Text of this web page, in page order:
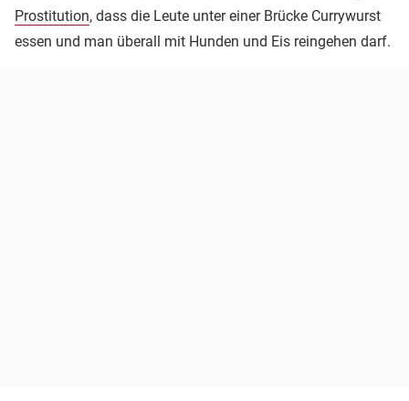
Prostitution, dass die Leute unter einer Brücke Currywurst
essen und man überall mit Hunden und Eis reingehen darf.